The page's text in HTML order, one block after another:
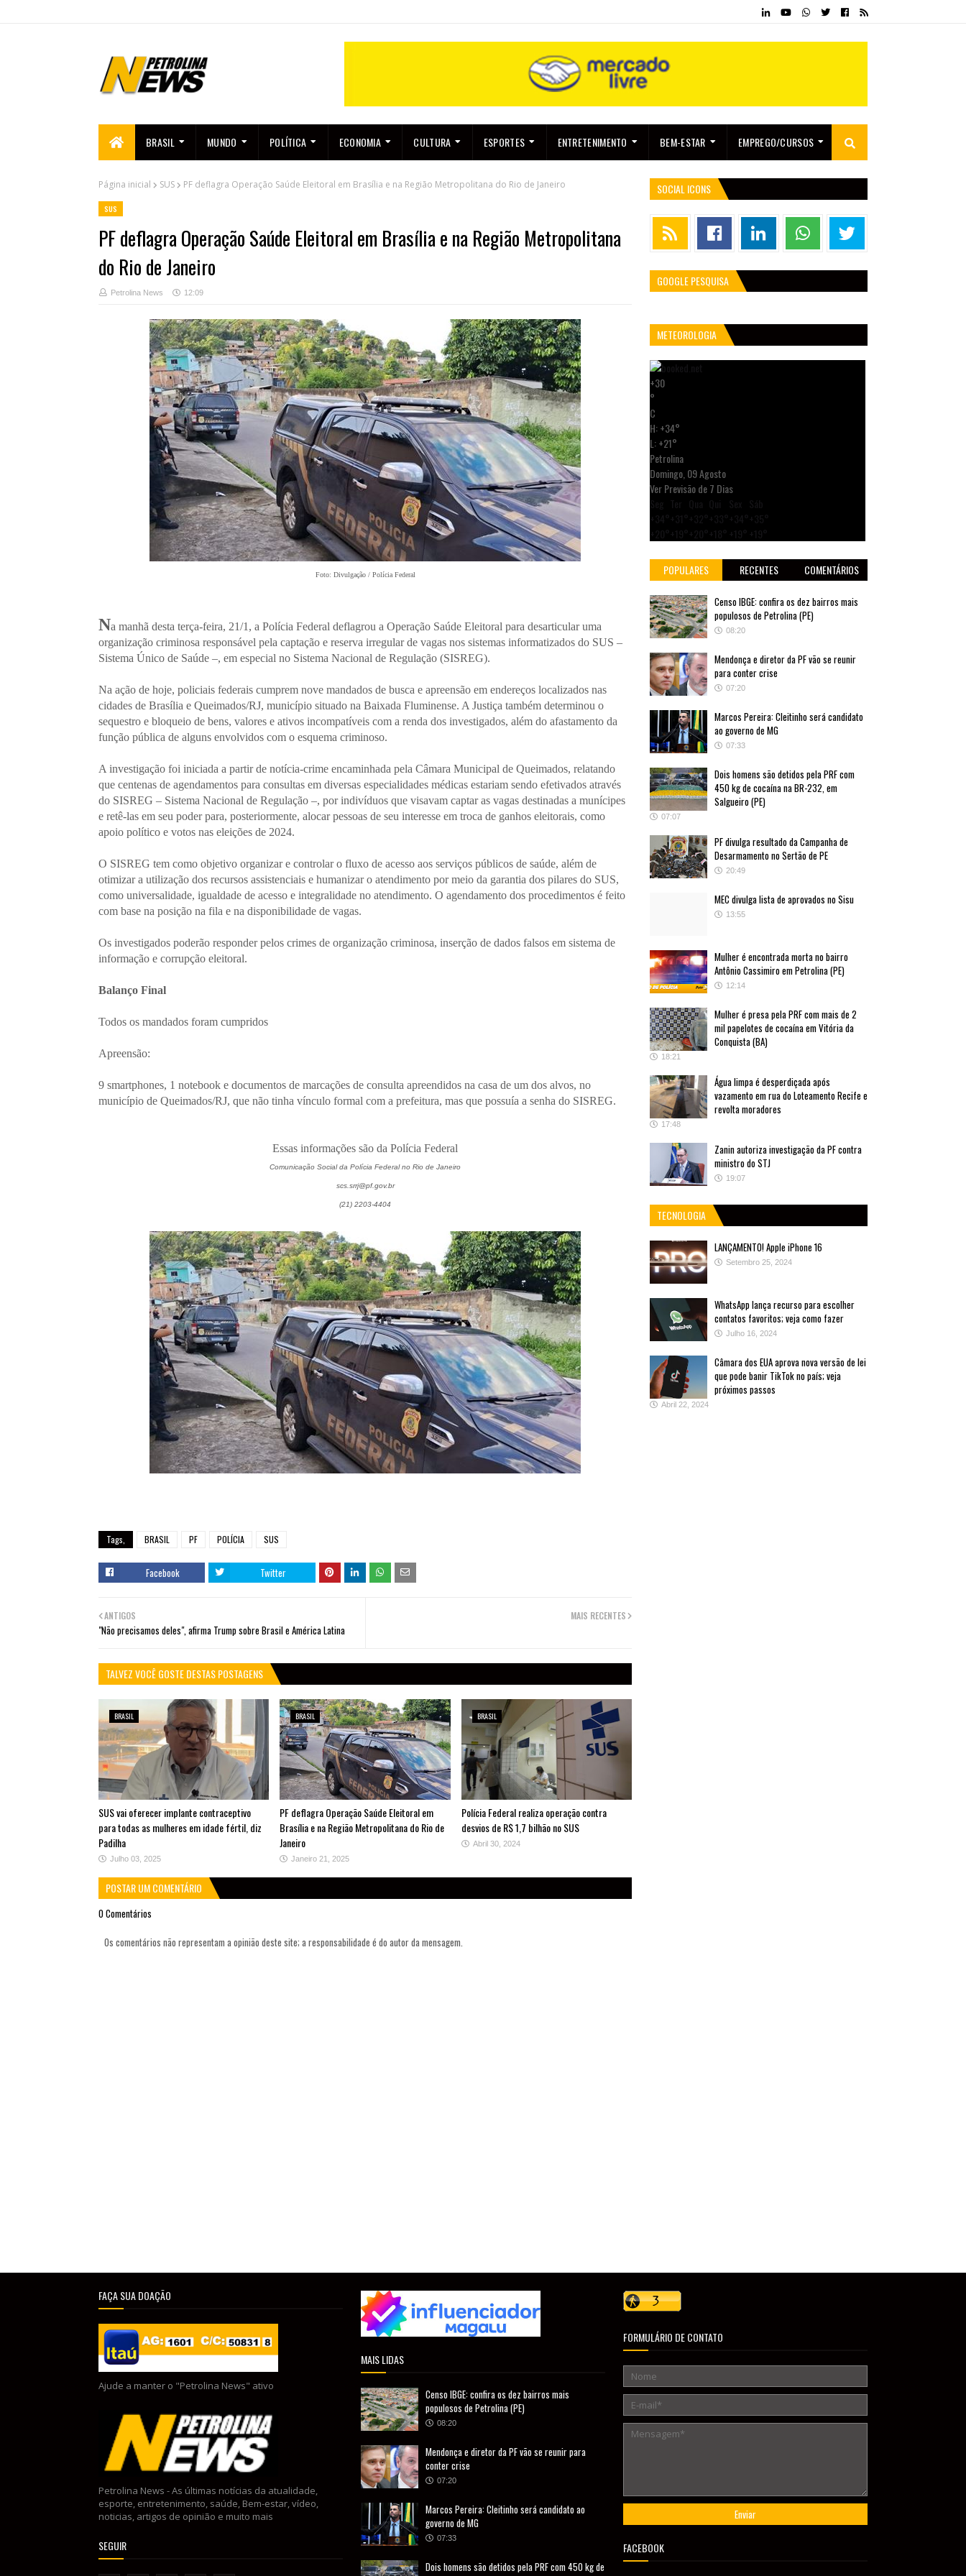
BRASIL MUNDO POLÍTICA ECONOMIA CULTURA ESPORTES ENTRETENIMENTO BEM-ESTAR EMPREGO/CURSOS
Página inicial SUS PF deflagra Operação Saúde Eleitoral em Brasília e na Região Metropolitana do Rio de Janeiro
SUS
PF deflagra Operação Saúde Eleitoral em Brasília e na Região Metropolitana
do Rio de Janeiro
Petrolina News 12:09
Foto: Divulgação / Polícia Federal
Na manhã desta terça-feira, 21/1, a Polícia Federal deflagrou a Operação Saúde Eleitoral para desarticular uma
organização criminosa responsável pela captação e reserva irregular de vagas nos sistemas informatizados do SUS –
Sistema Único de Saúde –, em especial no Sistema Nacional de Regulação (SISREG).
Na ação de hoje, policiais federais cumprem nove mandados de busca e apreensão em endereços localizados nas
cidades de Brasília e Queimados/RJ, município situado na Baixada Fluminense. A Justiça também determinou o
sequestro e bloqueio de bens, valores e ativos incompatíveis com a renda dos investigados, além do afastamento da
função pública de alguns envolvidos com o esquema criminoso.
A investigação foi iniciada a partir de notícia-crime encaminhada pela Câmara Municipal de Queimados, relatando
que centenas de agendamentos para consultas em diversas especialidades médicas estariam sendo efetivados através
do SISREG – Sistema Nacional de Regulação –, por indivíduos que visavam captar as vagas destinadas a munícipes
e retê-las em seu poder para, posteriormente, alocar pessoas de seu interesse em troca de ganhos eleitorais, como
apoio político e votos nas eleições de 2024.
O SISREG tem como objetivo organizar e controlar o fluxo de acesso aos serviços públicos de saúde, além de
otimizar a utilização dos recursos assistenciais e humanizar o atendimento por meio da garantia dos pilares do SUS,
como universalidade, igualdade de acesso e integralidade no atendimento. O agendamento dos procedimentos é feito
com base na posição na fila e na disponibilidade de vagas.
Os investigados poderão responder pelos crimes de organização criminosa, inserção de dados falsos em sistema de
informação e corrupção eleitoral.
Balanço Final
Todos os mandados foram cumpridos
Apreensão:
9 smartphones, 1 notebook e documentos de marcações de consulta apreendidos na casa de um dos alvos, no
município de Queimados/RJ, que não tinha vínculo formal com a prefeitura, mas que possuía a senha do SISREG.
Essas informações são da Polícia Federal
Comunicação Social da Polícia Federal no Rio de Janeiro
scs.srrj@pf.gov.br
(21) 2203-4404
Tags, BRASIL PF POLÍCIA SUS
Facebook Twitter
MAIS RECENTES
ANTIGOS
"Não precisamos deles", afirma Trump sobre Brasil e América Latina
TALVEZ VOCÊ GOSTE DESTAS POSTAGENS
BRASIL
SUS vai oferecer implante contraceptivo
para todas as mulheres em idade fértil, diz
Padilha
Julho 03, 2025
BRASIL
PF deflagra Operação Saúde Eleitoral em
Brasília e na Região Metropolitana do Rio de
Janeiro
Janeiro 21, 2025
BRASIL
Polícia Federal realiza operação contra
desvios de R$ 1,7 bilhão no SUS
Abril 30, 2024
POSTAR UM COMENTÁRIO
0 Comentários
Os comentários não representam a opinião deste site; a responsabilidade é do autor da mensagem.
SOCIAL ICONS
GOOGLE PESQUISA
METEOROLOGIA
+30
°
C
H:+34°
L:+21°
Petrolina
Domingo, 09 Agosto
Ver Previsão de 7 Dias
POPULARES RECENTES COMENTÁRIOS
Censo IBGE: confira os dez bairros mais
populosos de Petrolina (PE)
08:20
Mendonça e diretor da PF vão se reunir
para conter crise
07:20
Marcos Pereira: Cleitinho será candidato
ao governo de MG
07:33
Dois homens são detidos pela PRF com
450 kg de cocaína na BR-232, em
Salgueiro (PE)
07:07
PF divulga resultado da Campanha de
Desarmamento no Sertão de PE
20:49
MEC divulga lista de aprovados no Sisu
13:55
Mulher é encontrada morta no bairro
Antônio Cassimiro em Petrolina (PE)
12:14
Mulher é presa pela PRF com mais de 2
mil papelotes de cocaína em Vitória da
Conquista (BA)
18:21
Água limpa é desperdiçada após
vazamento em rua do Loteamento Recife e
revolta moradores
17:48
Zanin autoriza investigação da PF contra
ministro do STJ
19:07
TECNOLOGIA
LANÇAMENTO! Apple iPhone 16
Setembro 25, 2024
WhatsApp lança recurso para escolher
contatos favoritos; veja como fazer
Julho 16, 2024
Câmara dos EUA aprova nova versão de lei
que pode banir TikTok no país; veja
próximos passos
Abril 22, 2024
FAÇA SUA DOAÇÃO
Ajude a manter o "Petrolina News" ativo
Petrolina News - As últimas notícias da atualidade,
esporte, entretenimento, saúde, Bem-estar, vídeo,
noticias, artigos de opinião e muito mais
SEGUIR
MAIS LIDAS
Censo IBGE: confira os dez bairros mais
populosos de Petrolina (PE)
08:20
Mendonça e diretor da PF vão se reunir para
conter crise
07:20
Marcos Pereira: Cleitinho será candidato ao
governo de MG
07:33
Dois homens são detidos pela PRF com 450 kg de
FORMULÁRIO DE CONTATO
FACEBOOK